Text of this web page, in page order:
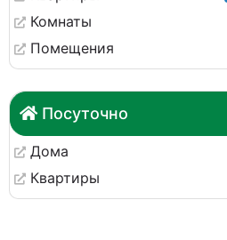
Комнаты
Помещения
Посуточно
Дома
Квартиры